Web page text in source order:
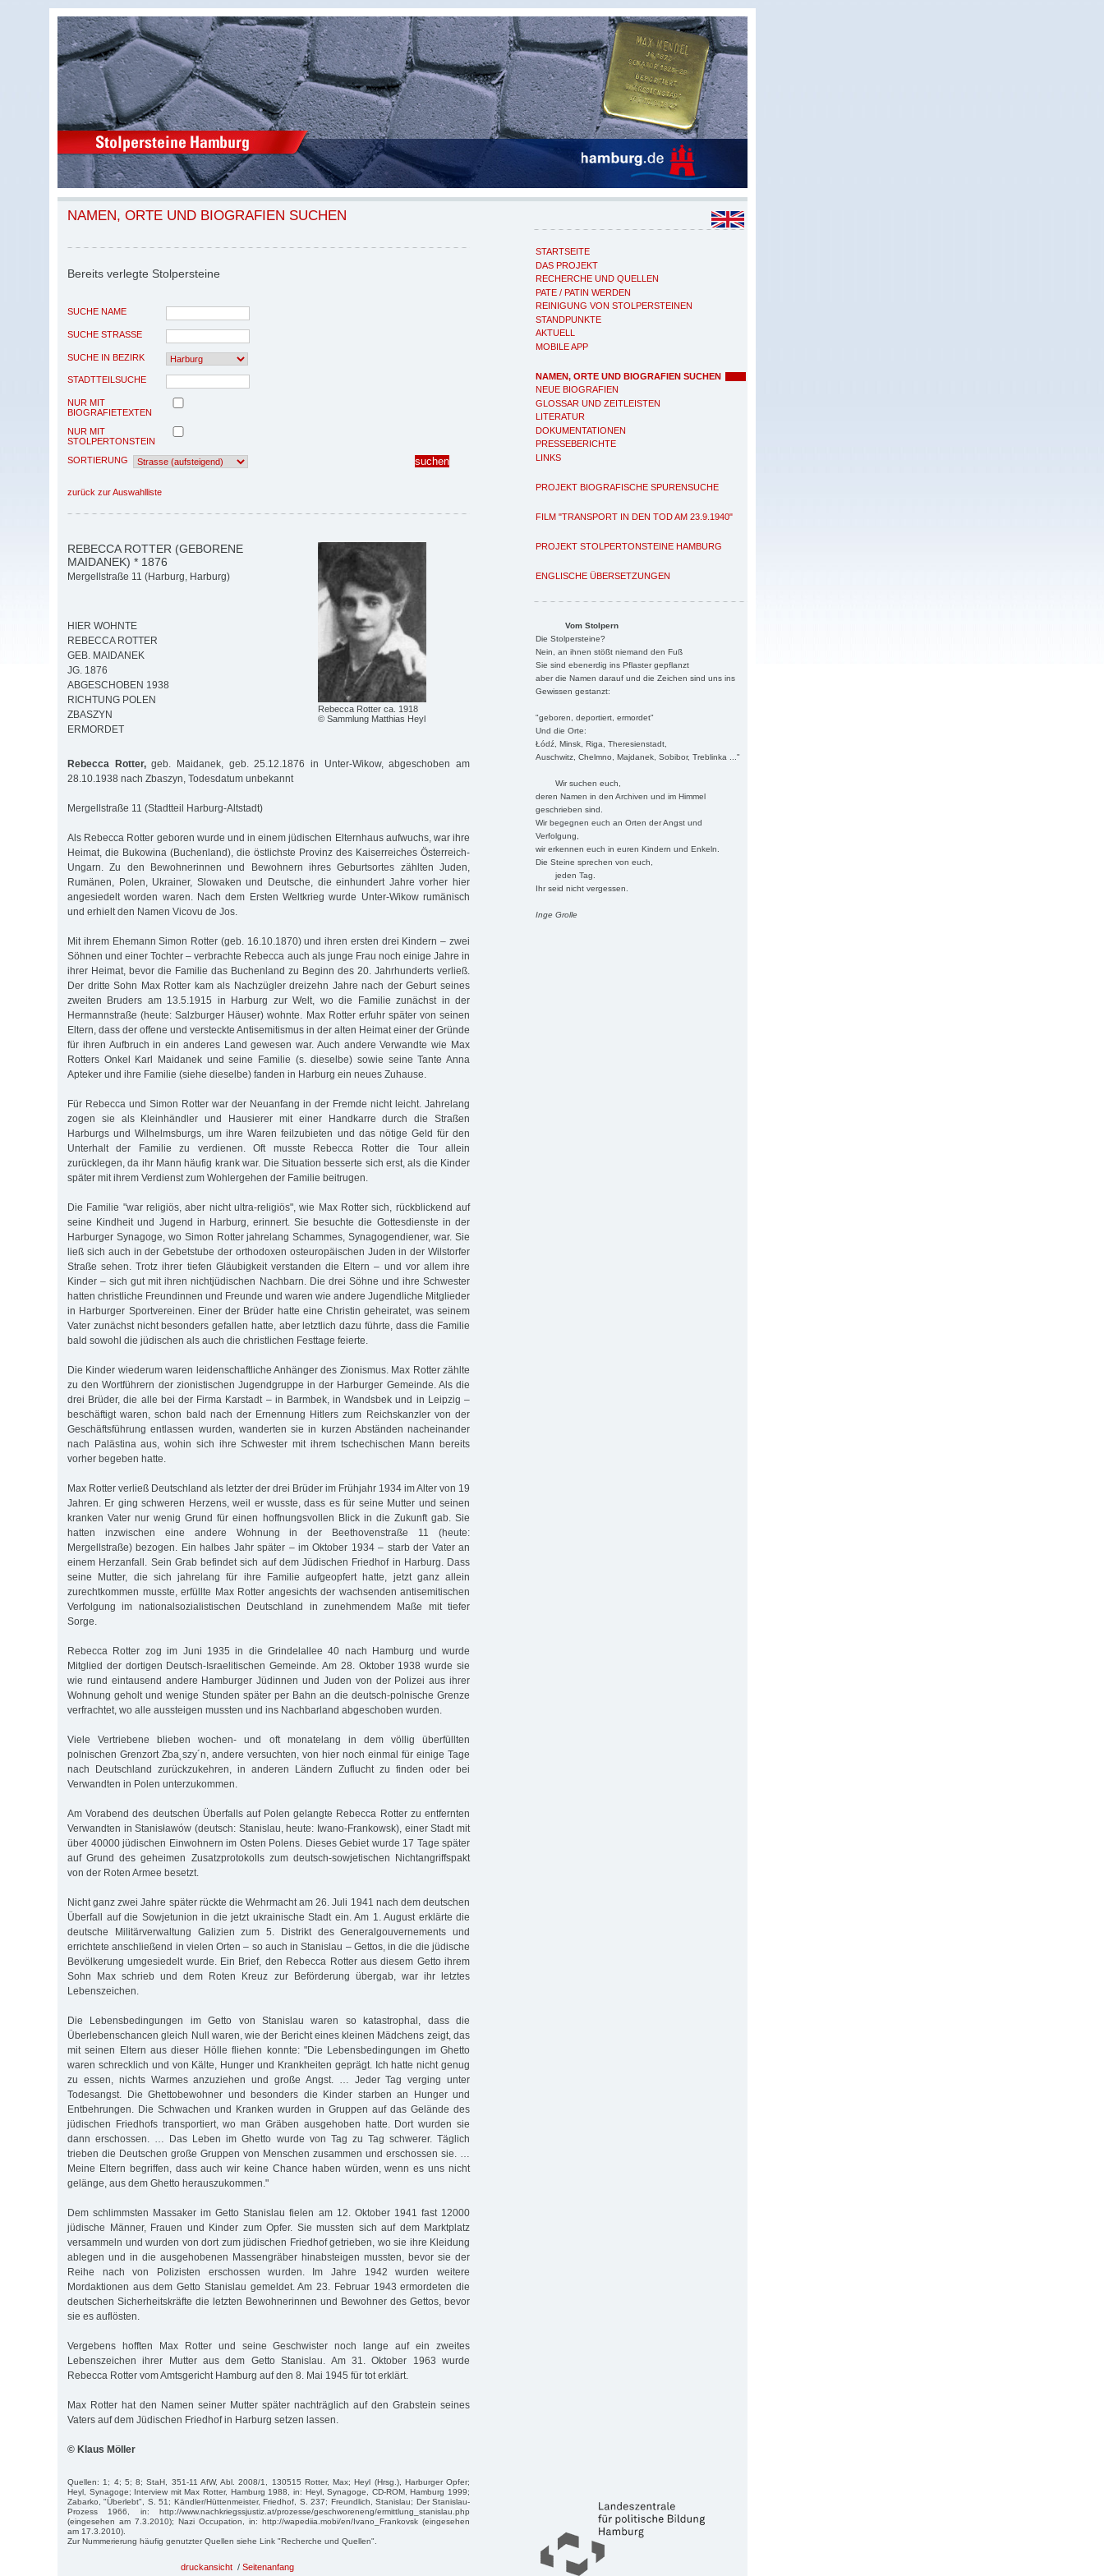
STARTSEITE
DAS PROJEKT
RECHERCHE UND QUELLEN
PATE / PATIN WERDEN
REINIGUNG VON STOLPERSTEINEN
STANDPUNKTE
AKTUELL
MOBILE APP
NAMEN, ORTE UND BIOGRAFIEN SUCHEN
NEUE BIOGRAFIEN
GLOSSAR UND ZEITLEISTEN
LITERATUR
DOKUMENTATIONEN
PRESSEBERICHTE
LINKS
PROJEKT BIOGRAFISCHE SPURENSUCHE
FILM "TRANSPORT IN DEN TOD AM 23.9.1940"
PROJEKT STOLPERTONSTEINE HAMBURG
ENGLISCHE ÜBERSETZUNGEN
Vom Stolpern
Die Stolpersteine?
Nein, an ihnen stößt niemand den Fuß
Sie sind ebenerdig ins Pflaster gepflanzt
aber die Namen darauf und die Zeichen sind uns ins
Gewissen gestanzt:
"geboren, deportiert, ermordet"
Und die Orte:
Łódź, Minsk, Riga, Theresienstadt,
Auschwitz, Chelmno, Majdanek, Sobibor, Treblinka ..."
Wir suchen euch,
deren Namen in den Archiven und im Himmel
geschrieben sind.
Wir begegnen euch an Orten der Angst und
Verfolgung,
wir erkennen euch in euren Kindern und Enkeln.
Die Steine sprechen von euch,
jeden Tag.
Ihr seid nicht vergessen.
Inge Grolle
NAMEN, ORTE UND BIOGRAFIEN SUCHEN
Bereits verlegte Stolpersteine
SUCHE NAME
SUCHE STRASSE
SUCHE IN BEZIRK
STADTTEILSUCHE
NUR MIT
BIOGRAFIETEXTEN
NUR MIT
STOLPERTONSTEIN
SORTIERUNG
zurück zur Auswahlliste
Rebecca Rotter ca. 1918
© Sammlung Matthias Heyl
REBECCA ROTTER (GEBORENE
MAIDANEK) * 1876
Mergellstraße 11 (Harburg, Harburg)
HIER WOHNTE
REBECCA ROTTER
GEB. MAIDANEK
JG. 1876
ABGESCHOBEN 1938
RICHTUNG POLEN
ZBASZYN
ERMORDET
Rebecca Rotter,geb. Maidanek, geb. 25.12.1876 in Unter-Wikow, abgeschoben am
28.10.1938 nach Zbaszyn, Todesdatum unbekannt
Mergellstraße 11 (Stadtteil Harburg-Altstadt)
Als Rebecca Rotter geboren wurde und in einem jüdischen Elternhaus aufwuchs, war ihre
Heimat, die Bukowina (Buchenland), die östlichste Provinz des Kaiserreiches Österreich-
Ungarn. Zu den Bewohnerinnen und Bewohnern ihres Geburtsortes zählten Juden,
Rumänen, Polen, Ukrainer, Slowaken und Deutsche, die einhundert Jahre vorher hier
angesiedelt worden waren. Nach dem Ersten Weltkrieg wurde Unter-Wikow rumänisch
und erhielt den Namen Vicovu de Jos.
Mit ihrem Ehemann Simon Rotter (geb. 16.10.1870) und ihren ersten drei Kindern – zwei
Söhnen und einer Tochter – verbrachte Rebecca auch als junge Frau noch einige Jahre in
ihrer Heimat, bevor die Familie das Buchenland zu Beginn des 20. Jahrhunderts verließ.
Der dritte Sohn Max Rotter kam als Nachzügler dreizehn Jahre nach der Geburt seines
zweiten Bruders am 13.5.1915 in Harburg zur Welt, wo die Familie zunächst in der
Hermannstraße (heute: Salzburger Häuser) wohnte. Max Rotter erfuhr später von seinen
Eltern, dass der offene und versteckte Antisemitismus in der alten Heimat einer der Gründe
für ihren Aufbruch in ein anderes Land gewesen war. Auch andere Verwandte wie Max
Rotters Onkel Karl Maidanek und seine Familie (s. dieselbe) sowie seine Tante Anna
Apteker und ihre Familie (siehe dieselbe) fanden in Harburg ein neues Zuhause.
Für Rebecca und Simon Rotter war der Neuanfang in der Fremde nicht leicht. Jahrelang
zogen sie als Kleinhändler und Hausierer mit einer Handkarre durch die Straßen
Harburgs und Wilhelmsburgs, um ihre Waren feilzubieten und das nötige Geld für den
Unterhalt der Familie zu verdienen. Oft musste Rebecca Rotter die Tour allein
zurücklegen, da ihr Mann häufig krank war. Die Situation besserte sich erst, als die Kinder
später mit ihrem Verdienst zum Wohlergehen der Familie beitrugen.
Die Familie "war religiös, aber nicht ultra-religiös", wie Max Rotter sich, rückblickend auf
seine Kindheit und Jugend in Harburg, erinnert. Sie besuchte die Gottesdienste in der
Harburger Synagoge, wo Simon Rotter jahrelang Schammes, Synagogendiener, war. Sie
ließ sich auch in der Gebetstube der orthodoxen osteuropäischen Juden in der Wilstorfer
Straße sehen. Trotz ihrer tiefen Gläubigkeit verstanden die Eltern – und vor allem ihre
Kinder – sich gut mit ihren nichtjüdischen Nachbarn. Die drei Söhne und ihre Schwester
hatten christliche Freundinnen und Freunde und waren wie andere Jugendliche Mitglieder
in Harburger Sportvereinen. Einer der Brüder hatte eine Christin geheiratet, was seinem
Vater zunächst nicht besonders gefallen hatte, aber letztlich dazu führte, dass die Familie
bald sowohl die jüdischen als auch die christlichen Festtage feierte.
Die Kinder wiederum waren leidenschaftliche Anhänger des Zionismus. Max Rotter zählte
zu den Wortführern der zionistischen Jugendgruppe in der Harburger Gemeinde. Als die
drei Brüder, die alle bei der Firma Karstadt – in Barmbek, in Wandsbek und in Leipzig –
beschäftigt waren, schon bald nach der Ernennung Hitlers zum Reichskanzler von der
Geschäftsführung entlassen wurden, wanderten sie in kurzen Abständen nacheinander
nach Palästina aus, wohin sich ihre Schwester mit ihrem tschechischen Mann bereits
vorher begeben hatte.
Max Rotter verließ Deutschland als letzter der drei Brüder im Frühjahr 1934 im Alter von 19
Jahren. Er ging schweren Herzens, weil er wusste, dass es für seine Mutter und seinen
kranken Vater nur wenig Grund für einen hoffnungsvollen Blick in die Zukunft gab. Sie
hatten inzwischen eine andere Wohnung in der Beethovenstraße 11 (heute:
Mergellstraße) bezogen. Ein halbes Jahr später – im Oktober 1934 – starb der Vater an
einem Herzanfall. Sein Grab befindet sich auf dem Jüdischen Friedhof in Harburg. Dass
seine Mutter, die sich jahrelang für ihre Familie aufgeopfert hatte, jetzt ganz allein
zurechtkommen musste, erfüllte Max Rotter angesichts der wachsenden antisemitischen
Verfolgung im nationalsozialistischen Deutschland in zunehmendem Maße mit tiefer
Sorge.
Rebecca Rotter zog im Juni 1935 in die Grindelallee 40 nach Hamburg und wurde
Mitglied der dortigen Deutsch-Israelitischen Gemeinde. Am 28. Oktober 1938 wurde sie
wie rund eintausend andere Hamburger Jüdinnen und Juden von der Polizei aus ihrer
Wohnung geholt und wenige Stunden später per Bahn an die deutsch-polnische Grenze
verfrachtet, wo alle aussteigen mussten und ins Nachbarland abgeschoben wurden.
Viele Vertriebene blieben wochen- und oft monatelang in dem völlig überfüllten
polnischen Grenzort Zba˛szy´n, andere versuchten, von hier noch einmal für einige Tage
nach Deutschland zurückzukehren, in anderen Ländern Zuflucht zu finden oder bei
Verwandten in Polen unterzukommen.
Am Vorabend des deutschen Überfalls auf Polen gelangte Rebecca Rotter zu entfernten
Verwandten in Stanisławów (deutsch: Stanislau, heute: Iwano-Frankowsk), einer Stadt mit
über 40000 jüdischen Einwohnern im Osten Polens. Dieses Gebiet wurde 17 Tage später
auf Grund des geheimen Zusatzprotokolls zum deutsch-sowjetischen Nichtangriffspakt
von der Roten Armee besetzt.
Nicht ganz zwei Jahre später rückte die Wehrmacht am 26. Juli 1941 nach dem deutschen
Überfall auf die Sowjetunion in die jetzt ukrainische Stadt ein. Am 1. August erklärte die
deutsche Militärverwaltung Galizien zum 5. Distrikt des Generalgouvernements und
errichtete anschließend in vielen Orten – so auch in Stanislau – Gettos, in die die jüdische
Bevölkerung umgesiedelt wurde. Ein Brief, den Rebecca Rotter aus diesem Getto ihrem
Sohn Max schrieb und dem Roten Kreuz zur Beförderung übergab, war ihr letztes
Lebenszeichen.
Die Lebensbedingungen im Getto von Stanislau waren so katastrophal, dass die
Überlebenschancen gleich Null waren, wie der Bericht eines kleinen Mädchens zeigt, das
mit seinen Eltern aus dieser Hölle fliehen konnte: "Die Lebensbedingungen im Ghetto
waren schrecklich und von Kälte, Hunger und Krankheiten geprägt. Ich hatte nicht genug
zu essen, nichts Warmes anzuziehen und große Angst. … Jeder Tag verging unter
Todesangst. Die Ghettobewohner und besonders die Kinder starben an Hunger und
Entbehrungen. Die Schwachen und Kranken wurden in Gruppen auf das Gelände des
jüdischen Friedhofs transportiert, wo man Gräben ausgehoben hatte. Dort wurden sie
dann erschossen. … Das Leben im Ghetto wurde von Tag zu Tag schwerer. Täglich
trieben die Deutschen große Gruppen von Menschen zusammen und erschossen sie. …
Meine Eltern begriffen, dass auch wir keine Chance haben würden, wenn es uns nicht
gelänge, aus dem Ghetto herauszukommen."
Dem schlimmsten Massaker im Getto Stanislau fielen am 12. Oktober 1941 fast 12000
jüdische Männer, Frauen und Kinder zum Opfer. Sie mussten sich auf dem Marktplatz
versammeln und wurden von dort zum jüdischen Friedhof getrieben, wo sie ihre Kleidung
ablegen und in die ausgehobenen Massengräber hinabsteigen mussten, bevor sie der
Reihe nach von Polizisten erschossen wurden. Im Jahre 1942 wurden weitere
Mordaktionen aus dem Getto Stanislau gemeldet. Am 23. Februar 1943 ermordeten die
deutschen Sicherheitskräfte die letzten Bewohnerinnen und Bewohner des Gettos, bevor
sie es auflösten.
Vergebens hofften Max Rotter und seine Geschwister noch lange auf ein zweites
Lebenszeichen ihrer Mutter aus dem Getto Stanislau. Am 31. Oktober 1963 wurde
Rebecca Rotter vom Amtsgericht Hamburg auf den 8. Mai 1945 für tot erklärt.
Max Rotter hat den Namen seiner Mutter später nachträglich auf den Grabstein seines
Vaters auf dem Jüdischen Friedhof in Harburg setzen lassen.
© Klaus Möller
Quellen: 1; 4; 5; 8; StaH, 351-11 AfW, Abl. 2008/1, 130515 Rotter, Max; Heyl (Hrsg.), Harburger Opfer;
Heyl, Synagoge; Interview mit Max Rotter, Hamburg 1988, in: Heyl, Synagoge, CD-ROM, Hamburg 1999;
Zabarko, "Überlebt", S. 51; Kändler/Hüttenmeister, Friedhof, S. 237; Freundlich, Stanislau; Der Stanislau-
Pro­zess 1966, in: http://www.nachkriegssjustiz.at/prozesse/geschworeneng/ermittlung_stanislau.php
(eingesehen am 7.3.2010); Nazi Occupation, in: http://wapediia.mobi/en/Ivano_Frankovsk (eingesehen
am 17.3.2010).
Zur Nummerierung häufig genutzter Quellen siehe Link "Recherche und Quellen".
druckansicht / Seitenanfang